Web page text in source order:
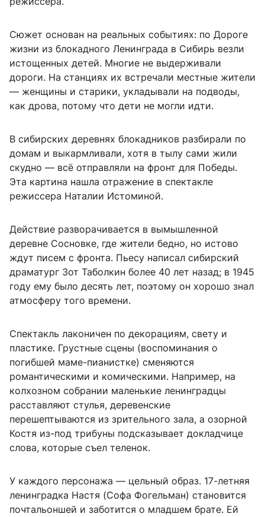
Сюжет основан на реальных событиях: по Дороге
жизни из блокадного Ленинграда в Сибирь везли
истощенных детей. Многие не выдерживали
дороги. На станциях их встречали местные жители
— женщины и старики, укладывали на подводы,
как дрова, потому что дети не могли идти.
В сибирских деревнях блокадников разбирали по
домам и выкармливали, хотя в тылу сами жили
скудно — всё отправляли на фронт для Победы.
Эта картина нашла отражение в спектакле
режиссера Наталии Истоминой.
Действие разворачивается в вымышленной
деревне Сосновке, где жители бедно, но истово
ждут писем с фронта. Пьесу написал сибирский
драматург Зот Таболкин более 40 лет назад; в 1945
году ему было десять лет, поэтому он хорошо знал
атмосферу того времени.
Спектакль лаконичен по декорациям, свету и
пластике. Грустные сцены (воспоминания о
погибшей маме-пианистке) сменяются
романтическими и комическими. Например, на
колхозном собрании маленькие ленинградцы
расставляют стулья, деревенские
перешептываются из зрительного зала, а озорной
Костя из-под трибуны подсказывает докладчице
слова, которые съел теленок.
У каждого персонажа — цельный образ. 17-летняя
ленинградка Настя (Софа Фогельман) становится
почтальоншей и заботится о младшем брате. Ей